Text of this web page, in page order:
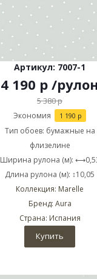
Артикул: 7007-1
4 190 р /рулон
5 380р
Экономия 1 190 р
Тип обоев: бумажные на
флизелине
Ширина рулона (м):
Длина рулона (м): ↕10,05
Коллекция: Marelle
Бренд: Aura
Страна: Испания
Купить